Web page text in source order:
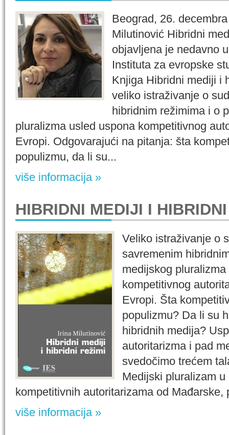
Beograd, 26.
Milutinović Hibridni
objavljena je nedavno
Instituta za evropske
Knjiga Hibridni mediji i
veliko istraživanje o
hibridnim režimima i o
pluralizma usled uspona kompetitivnog
Evropi. Odgovarajući na pitanja: šta
populizmu, da li su...
više informacija »
HIBRIDNI MEDIJI I
Veliko istraživanje o
savremenim
medijskog
kompetitivnog
Evropi. Šta
populizmu? Da li su
hibridnih medija?
autoritarizma i pad
svedočimo trećem
Medijski pluralizam
kompetitivnih autoritarizama od
više informacija »